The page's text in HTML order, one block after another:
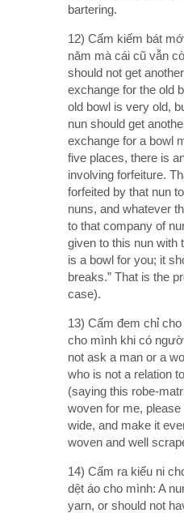
bartering.
12) Cấm kiếm bát
năm mà cái cũ vẫn
should not get
exchange for the old
old bowl is very old,
nun should get
exchange for a bowl
five places, there is
involving forfeiture.
forfeited by that nun
nuns, and whatever
to that company of
given to this nun with
is a bowl for you; it
breaks.” That is the
case).
13) Cấm đem chỉ
cho mình khi có
not ask a man or a
who is not a relation
(saying this robe-
woven for me,
wide, and make it
woven and well
14) Cấm ra kiểu ni
dệt áo cho mình: A
yarn, or should not